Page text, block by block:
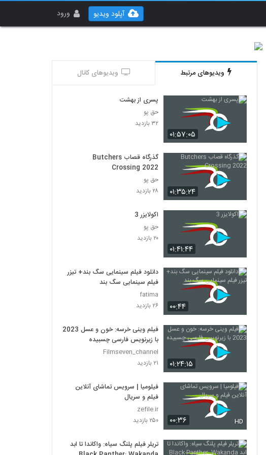
ورود آپلود ویدیو
ویدیوهای مرتبط ویدیوهای کانال
۰۱:۵۷:۰۵
پسری از بهشت
حق پو
۳۲ بازدید
۰۱:۳۵:۲۴
گذرگاه قصاب Butchers
Crossing 2022
حق پو
۲۸ بازدید
۰۱:۴۱:۴۴
اکولایزر 3
حق پو
۲۰ بازدید
۰۰:۴۴
دانلود فیلم سینمایی سگ بند+ تیزر
فیلم سینمایی سگ بند
fatima
۲۶ بازدید
۰۱:۲۴:۱۵
فیلم وینی خرسه: خون و عسل 2023
با زیرنویس فارسی چسبیده
Filmseven_channel
۲۱ بازدید
۰۰:۳۶ HD
فیلومیا | سرویس تماشای آنلاین
فیلم و سریال
zefile.ir
۲۵۰ بازدید
تریلر فیلم پلنگ سیاه: واکاندا تا ابد